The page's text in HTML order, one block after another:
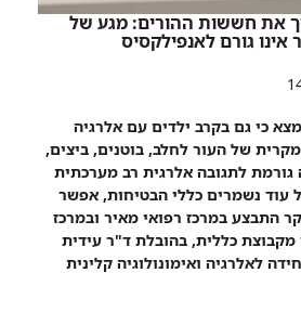
את חששות ההורים: מגע של
אינו גורם לאנפילקסיס
כי גם בקרב ילדים עם אלרגיה
של העור לחלב, בוטנים, ביצים,
גורמת לתגובה אלרגית רב מערכתית
עוד נשמרים כללי הבטיחות, אפשר
התבצע במרכז רפואי מאיר ובמרכז
מקבוצת כללית, בהובלת ד"ר עידית
לאלרגיה ואימונולוגיה קלינית